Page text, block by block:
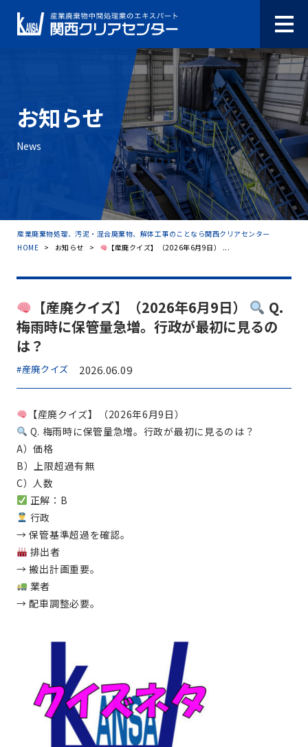
お知らせ
News
産業廃棄物処理、汚泥・混合廃棄物、解体工事のことなら関西クリアセンター
HOME > お知らせ > 【産廃クイズ】（2026年6月9日） ...
【産廃クイズ】（2026年6月9日）
Q.
梅雨時に保管量急増。行政が最初に見るの
は？
#産廃クイズ 2026.06.09
【産廃クイズ】（2026年6月9日）
Q. 梅雨時に保管量急増。行政が最初に見るのは？
A）価格
B）上限超過有無
C）人数
正解：B
行政
→ 保管基準超過を確認。
排出者
→ 搬出計画重要。
業者
→ 配車調整必要。